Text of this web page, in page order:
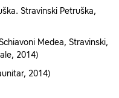
Stravinski Petruška,
Medea, Stravinski,
2014)
2014)